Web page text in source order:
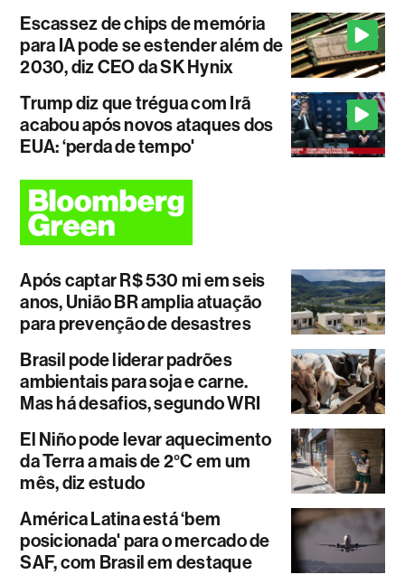
Escassez de chips de memória
para IA pode se estender além de
2030, diz CEO da SK Hynix
Trump diz que trégua com Irã
acabou após novos ataques dos
EUA: ‘perda de tempo'
Após captar R$ 530 mi em seis
anos, União BR amplia atuação
para prevenção de desastres
Brasil pode liderar padrões
ambientais para soja e carne.
Mas há desafios, segundo WRI
El Niño pode levar aquecimento
da Terra a mais de 2°C em um
mês, diz estudo
América Latina está ‘bem
posicionada' para o mercado de
SAF, com Brasil em destaque